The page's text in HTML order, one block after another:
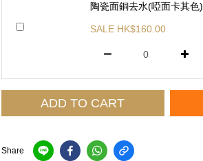
陶瓷面銅去水(啞面卡其色)
SALE HK$160.00
ADD TO CART
Share